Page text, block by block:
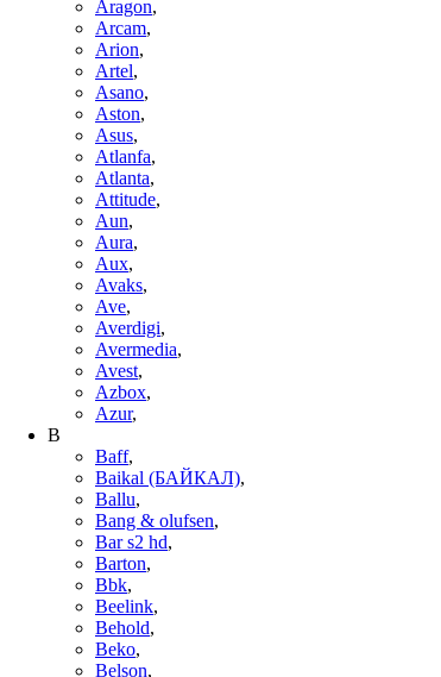
Aragon,
Arcam,
Arion,
Artel,
Asano,
Aston,
Asus,
Atlanfa,
Atlanta,
Attitude,
Aun,
Aura,
Aux,
Avaks,
Ave,
Averdigi,
Avermedia,
Avest,
Azbox,
Azur,
B
Baff,
Baikal (БАЙКАЛ),
Ballu,
Bang & olufsen,
Bar s2 hd,
Barton,
Bbk,
Beelink,
Behold,
Beko,
Belson,